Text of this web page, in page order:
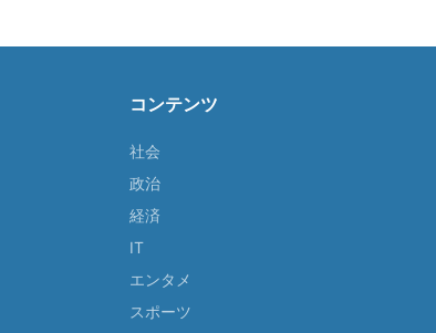
コンテンツ
社会
政治
経済
IT
エンタメ
スポーツ